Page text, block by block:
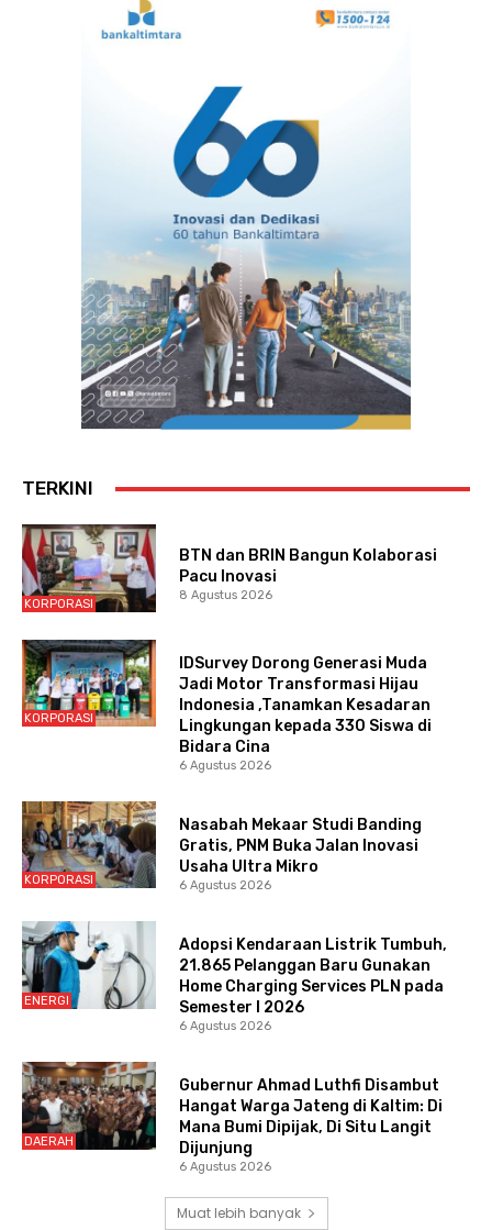
TERKINI
KORPORASI
BTN dan BRIN Bangun Kolaborasi
Pacu Inovasi
8 Agustus 2026
KORPORASI
IDSurvey Dorong Generasi Muda
Jadi Motor Transformasi Hijau
Indonesia ,Tanamkan Kesadaran
Lingkungan kepada 330 Siswa di
Bidara Cina
6 Agustus 2026
KORPORASI
Nasabah Mekaar Studi Banding
Gratis, PNM Buka Jalan Inovasi
Usaha Ultra Mikro
6 Agustus 2026
ENERGI
Adopsi Kendaraan Listrik Tumbuh,
21.865 Pelanggan Baru Gunakan
Home Charging Services PLN pada
Semester I 2026
6 Agustus 2026
DAERAH
Gubernur Ahmad Luthfi Disambut
Hangat Warga Jateng di Kaltim: Di
Mana Bumi Dipijak, Di Situ Langit
Dijunjung
6 Agustus 2026
Muat lebih banyak